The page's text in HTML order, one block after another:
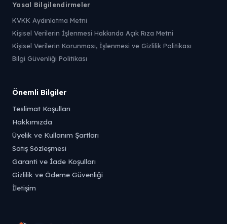
Yasal Bilgilendirmeler
KVKK Aydınlatma Metni
Kişisel Verilerin İşlenmesi Hakkında Açık Rıza Metni
Kişisel Verilerin Korunması, İşlenmesi ve Gizlilik Politikası
Bilgi Güvenliği Politikası
Önemli Bilgiler
Teslimat Koşulları
Hakkımızda
Üyelik ve Kullanım Şartları
Satış Sözleşmesi
Garanti ve İade Koşulları
Gizlilik ve Ödeme Güvenliği
İletişim